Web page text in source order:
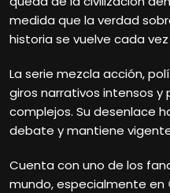
medida que la verdad
historia se vuelve cada
La serie mezcla acción,
giros narrativos intensos
complejos. Su desenlace
debate y mantiene
Cuenta con uno de los
mundo, especialmente en